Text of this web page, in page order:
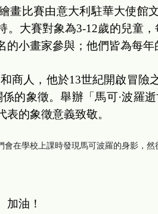
畫比賽由意大利駐華大使
。大賽對象為3-12歲的兒童
的小畫家參與；他們皆為每年
商人，他於13世紀開啟冒險
的象徵。舉辦「馬可·波羅
的象徵意義致敬。
會在學校上課時發現馬可波羅的身影，
加油！